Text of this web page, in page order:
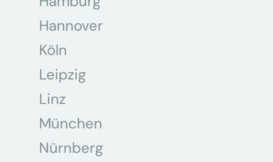
Hannover
Köln
Leipzig
Linz
München
Nürnberg